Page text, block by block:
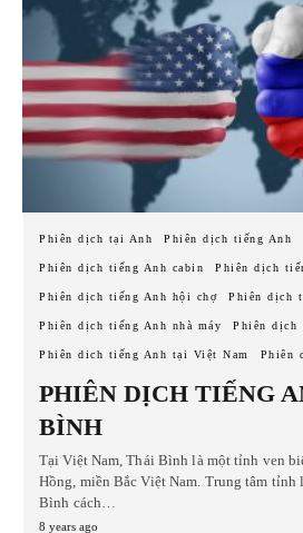
Phiên dịch tại Anh Phiên dịch tiếng Anh
Phiên dịch tiếng Anh cabin Phiên dịch
Phiên dịch tiếng Anh hội chợ Phiên dịch
Phiên dịch tiếng Anh nhà máy Phiên dịch
Phiên dich tiếng Anh tại Việt Nam Phiên
PHIÊN DỊCH TIẾNG
BÌNH
Tại Việt Nam, Thái Bình là một tỉnh ven
Hồng, miền Bắc Việt Nam. Trung tâm tỉnh
Bình cách…
8 years ago